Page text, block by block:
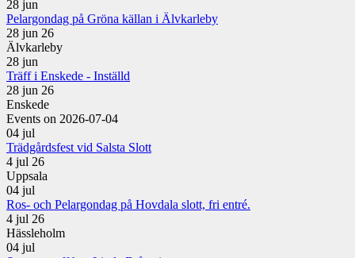
28 jun
Pelargondag på Gröna källan i Älvkarleby
28 jun 26
Älvkarleby
28 jun
Träff i Enskede - Inställd
28 jun 26
Enskede
Events on 2026-07-04
04 jul
Trädgårdsfest vid Salsta Slott
4 jul 26
Uppsala
04 jul
Ros- och Pelargondag på Hovdala slott, fri entré.
4 jul 26
Hässleholm
04 jul